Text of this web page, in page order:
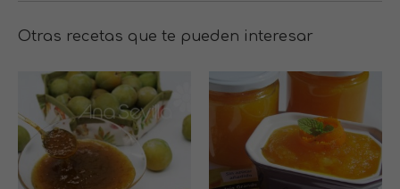
Otras recetas que te pueden interesar